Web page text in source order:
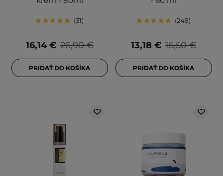
31
26,90 €
16,14 €
PRIDAŤ DO KOŠÍKA
249
15,50 €
13,18 €
PRIDAŤ DO KOŠÍKA